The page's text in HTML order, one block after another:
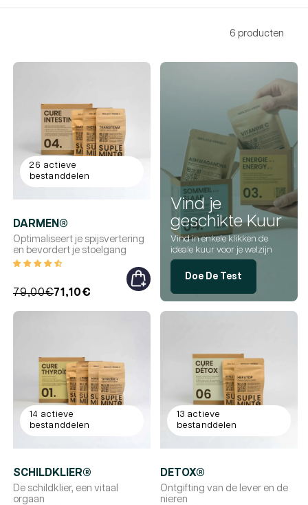
6 producten
26 actieve
bestanddelen
DARMEN®
Optimaliseert je spijsvertering
en bevordert je stoelgang
Reguliere
prijs
Promotieprijs
79,00€71,10€
Vind je
geschikte Kuur
Vind in enkele klikken de
ideale kuur voor je welzijn
Doe De Test
14 actieve
bestanddelen
SCHILDKLIER®
De schildklier, een vitaal
orgaan
13 actieve
bestanddelen
DETOX®
Ontgifting van de lever en de
nieren